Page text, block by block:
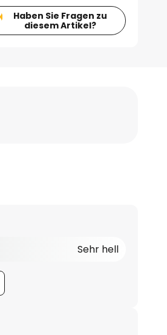
Haben Sie Fragen zu
diesem Artikel?
Sehr hell